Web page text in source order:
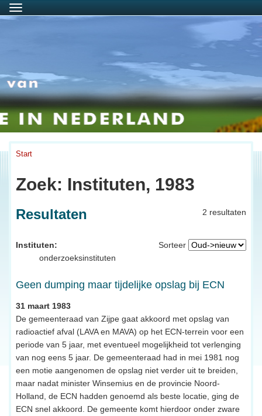
Menu
Start
Zoek: Instituten, 1983
2 resultaten
Resultaten
Sorteer
Instituten:
onderzoeksinstituten
Geen dumping maar tijdelijke opslag bij ECN
31 maart 1983
De gemeenteraad van Zijpe gaat akkoord met opslag van
radioactief afval (LAVA en MAVA) op het ECN-terrein voor een
periode van 5 jaar, met eventueel mogelijkheid tot verlenging
van nog eens 5 jaar. De gemeenteraad had in mei 1981 nog
een motie aangenomen de opslag niet verder uit te breiden,
maar nadat minister Winsemius en de provincie Noord-
Holland, de ECN hadden genoemd als beste locatie, ging de
ECN snel akkoord. De gemeente komt hierdoor onder zware